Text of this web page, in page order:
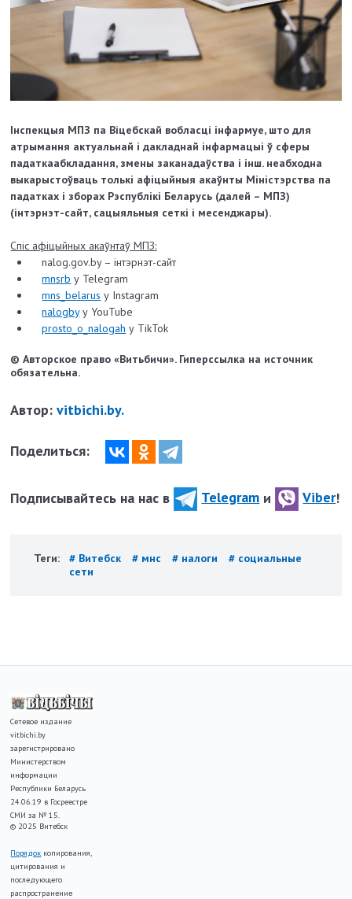
Інспекцыя МПЗ па Віцебскай вобласці інфармуе, што для
атрымання актуальнай і дакладнай інфармацыі ў сферы
падаткаабкладання, змены заканадаўства і інш. неабходна
выкарыстоўваць толькі афіцыйныя акаўнты Міністэрства па
падатках і зборах Рэспублікі Беларусь (далей – МПЗ)
(інтэрнэт-сайт, сацыяльныя сеткі і месенджары).
Спіс афіцыйных акаўнтаў МПЗ:
nalog.gov.by – інтэрнэт-сайт
mnsrb у Telegram
mns_belarus у Instagram
nalogbyу YouTube
prosto_o_nalogah у TikTok
© Авторское право «Витьбичи». Гиперссылка на источник
обязательна.
Автор:vitbichi.by.
Поделиться:
Подписывайтесь на нас в Telegram и Viber!
Теги: # Витебск # мнс # налоги
# социальные
сети
Сетевое издание
vitbichi.by
зарегистрировано
Министерством
информации
Республики Беларусь
24.06.19 в Госреестре
СМИ за № 15.
© 2025 Витебск
Порядок копирования,
цитирования и
последующего
распространение